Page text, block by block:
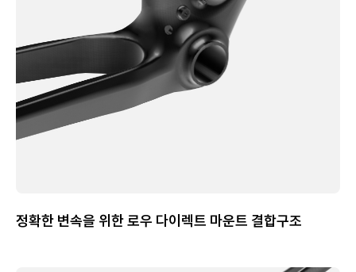
정확한 변속을 위한 로우 다이렉트 마운트 결합구조